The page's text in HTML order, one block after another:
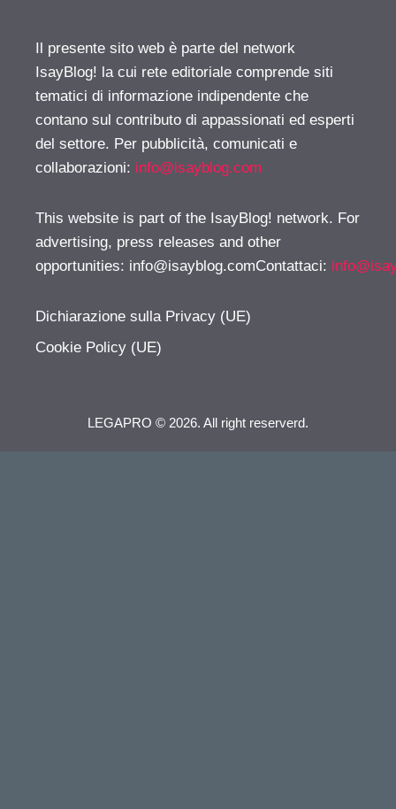
Il presente sito web è parte del network
IsayBlog! la cui rete editoriale comprende siti
tematici di informazione indipendente che
contano sul contributo di appassionati ed esperti
del settore. Per pubblicità, comunicati e
collaborazioni: info@isayblog.com
This website is part of the IsayBlog! network. For
advertising, press releases and other
opportunities: info@isayblog.comContattaci:
Dichiarazione sulla Privacy (UE)
Cookie Policy (UE)
LEGAPRO © 2026. All right reserverd.